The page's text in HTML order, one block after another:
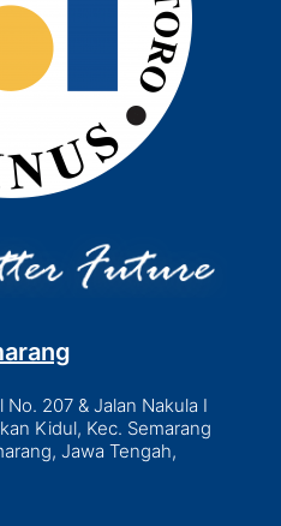
207 & Jalan Nakula I
Kidul, Kec. Semarang
Jawa Tengah,